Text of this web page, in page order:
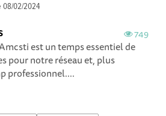
08/02/2024
749
est un temps essentiel de
pour notre réseau et, plus
professionnel....